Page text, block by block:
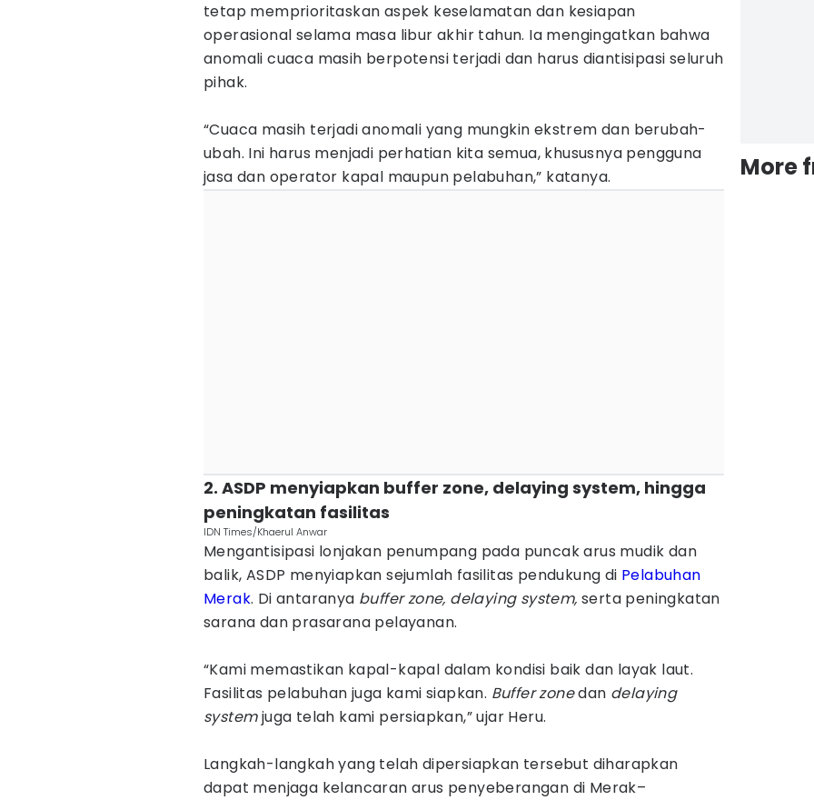
tetap memprioritaskan aspek keselamatan dan kesiapan
operasional selama masa libur akhir tahun. Ia mengingatkan bahwa
anomali cuaca masih berpotensi terjadi dan harus diantisipasi seluruh
pihak.
“Cuaca masih terjadi anomali yang mungkin ekstrem dan berubah-
ubah. Ini harus menjadi perhatian kita semua, khususnya pengguna
jasa dan operator kapal maupun pelabuhan,” katanya.
2. ASDP menyiapkan buffer zone, delaying system, hingga
peningkatan fasilitas
IDN Times/Khaerul Anwar
Mengantisipasi lonjakan penumpang pada puncak arus mudik dan
balik, ASDP menyiapkan sejumlah fasilitas pendukung di Pelabuhan
Merak. Di antaranya buffer zone, delaying system, serta peningkatan
sarana dan prasarana pelayanan.
“Kami memastikan kapal-kapal dalam kondisi baik dan layak laut.
Fasilitas pelabuhan juga kami siapkan. Buffer zonedan delaying
systemjuga telah kami persiapkan,” ujar Heru.
Langkah-langkah yang telah dipersiapkan tersebut diharapkan
dapat menjaga kelancaran arus penyeberangan di Merak–
More